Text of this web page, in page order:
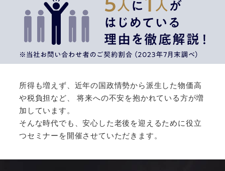
所得も増えず、近年の国政情勢から派生した物価高
や税負担など、
将来への不安を抱かれている方が増
加しています。
そんな時代でも、安心した老後を迎えるために役立
つセミナーを開催させていただきます。